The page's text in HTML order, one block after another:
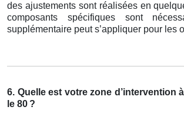
des ajustements sont réalisées en
composants spécifiques sont
supplémentaire peut s’appliquer pour les
6. Quelle est votre zone d’intervention
le 80 ?